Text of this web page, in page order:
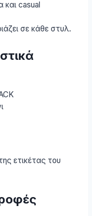
και casual
σε κάθε στυλ.
ετικέτας του